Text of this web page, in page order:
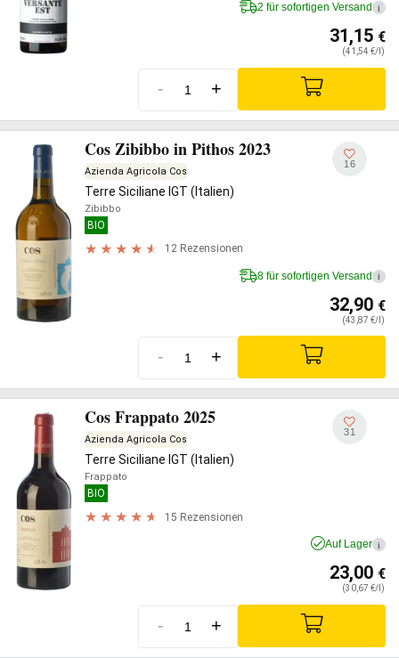
2 für sofortigen Versand i
31,15 €
(41,54 €/l)
- +
Cos Zibibbo in Pithos 2023
Azienda Agricola Cos
Terre Siciliane IGT (Italien)
Zibibbo
BIO
12 Rezensionen
16
8 für sofortigen Versand i
32,90 €
(43,87 €/l)
- +
Cos Frappato 2025
Azienda Agricola Cos
Terre Siciliane IGT (Italien)
Frappato
BIO
15 Rezensionen
31
Auf Lager i
23,00 €
(30,67 €/l)
- +